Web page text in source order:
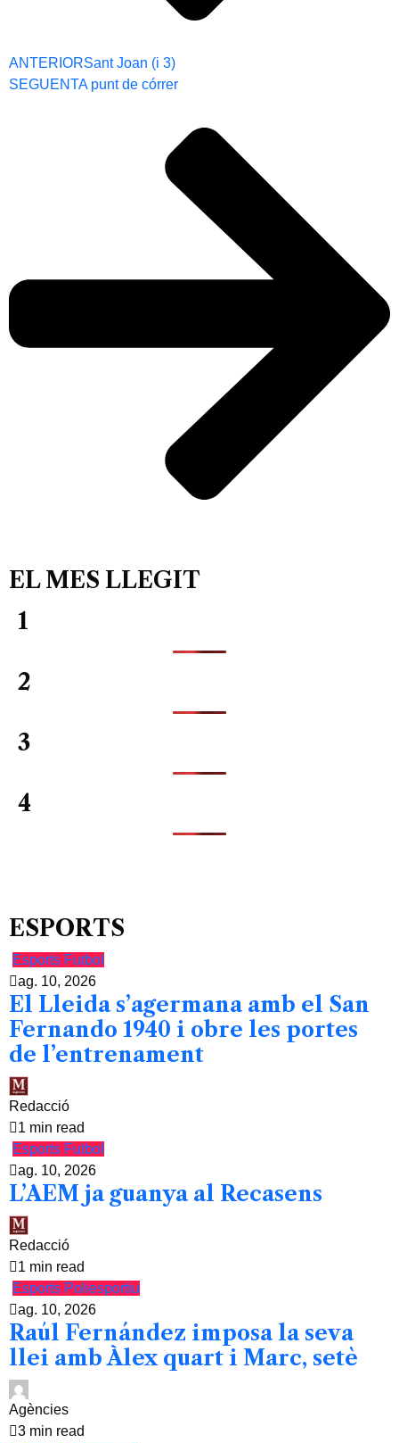
ANTERIORSant Joan (i 3)
SEGUENTA punt de córrer
EL MES LLEGIT
1
2
3
4
ESPORTS
Esports Futbol
ag. 10, 2026
El Lleida s’agermana amb el San
Fernando 1940 i obre les portes
de l’entrenament
Redacció
1 min read
Esports Futbol
ag. 10, 2026
L’AEM ja guanya al Recasens
Redacció
1 min read
Esports Poliesportiu
ag. 10, 2026
Raúl Fernández imposa la seva
llei amb Àlex quart i Marc, setè
Agències
3 min read